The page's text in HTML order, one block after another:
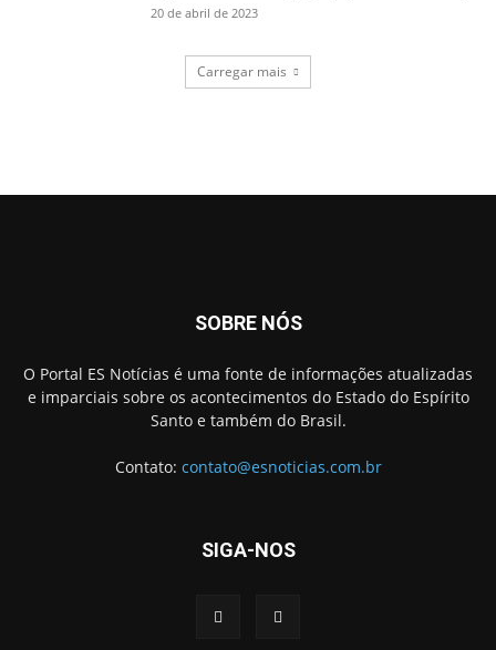
20 de abril de 2023
Carregar mais
SOBRE NÓS
O Portal ES Notícias é uma fonte de informações atualizadas
e imparciais sobre os acontecimentos do Estado do Espírito
Santo e também do Brasil.
Contato: contato@esnoticias.com.br
SIGA-NOS